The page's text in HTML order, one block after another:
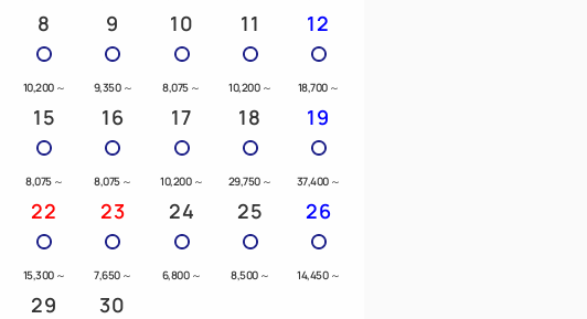
8
10,200 ～
9
9,350 ～
10
8,075 ～
11
10,200 ～
12
18,700 ～
15
8,075 ～
16
8,075 ～
17
10,200 ～
18
29,750 ～
19
37,400 ～
22
15,300 ～
23
7,650 ～
24
6,800 ～
25
8,500 ～
26
14,450 ～
29 30